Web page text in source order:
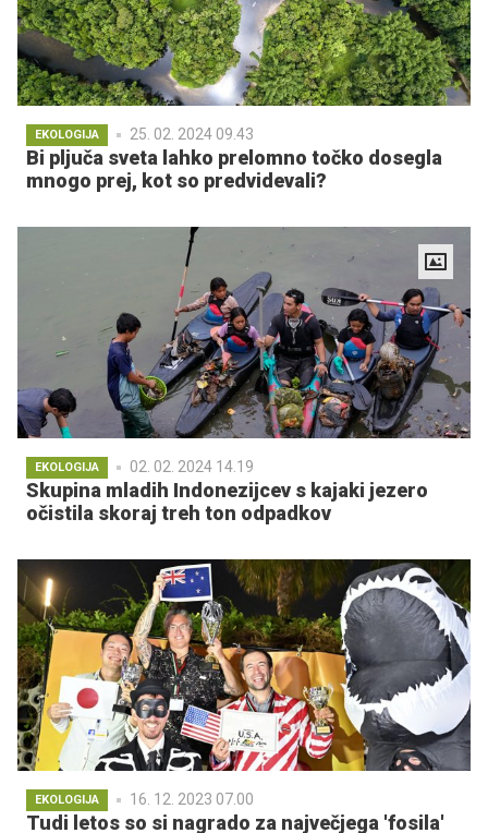
EKOLOGIJA 25. 02. 2024 09.43
Bi pljuča sveta lahko prelomno točko dosegla
mnogo prej, kot so predvidevali?
EKOLOGIJA 02. 02. 2024 14.19
Skupina mladih Indonezijcev s kajaki jezero
očistila skoraj treh ton odpadkov
EKOLOGIJA 16. 12. 2023 07.00
Tudi letos so si nagrado za največjega 'fosila'